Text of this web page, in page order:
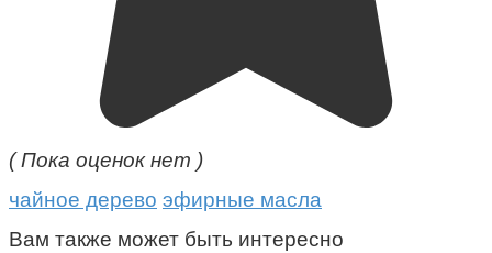
( Пока оценок нет )
чайное дерево эфирные масла
Вам также может быть интересно